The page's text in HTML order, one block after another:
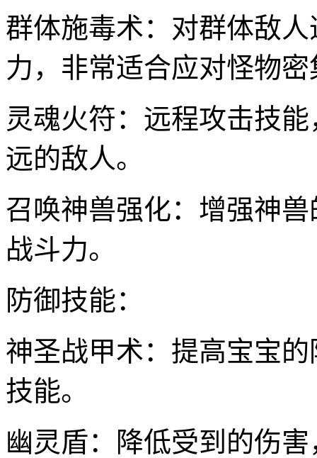
群体施毒术：对群体敌
力，非常适合应对怪物
灵魂火符：远程攻击技
远的敌人。
召唤神兽强化：增强神
战斗力。
防御技能：
神圣战甲术：提高宝宝
技能。
幽灵盾：降低受到的伤